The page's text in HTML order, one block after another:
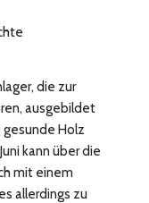
die zur
ausgebildet
gesunde Holz
kann über die
mit einem
allerdings zu